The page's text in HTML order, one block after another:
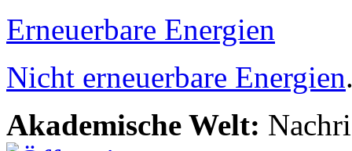
Erneuerbare Energien
Nicht erneuerbare Energien
Akademische Welt: